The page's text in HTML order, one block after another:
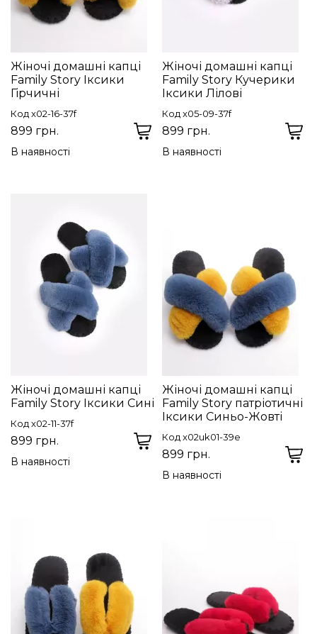
Жіночі домашні капці
Family Story Іксики
Гірчичні
Код x02-16-37f
899 грн.
В наявності
Жіночі домашні капці
Family Story Кучерики
Іксики Лілові
Код x05-09-37f
899 грн.
В наявності
Жіночі домашні капці
Family Story Іксики Сині
Код x02-11-37f
899 грн.
В наявності
Жіночі домашні капці
Family Story патріотичні
Іксики Синьо-Жовті
Код x02uk01-39e
899 грн.
В наявності